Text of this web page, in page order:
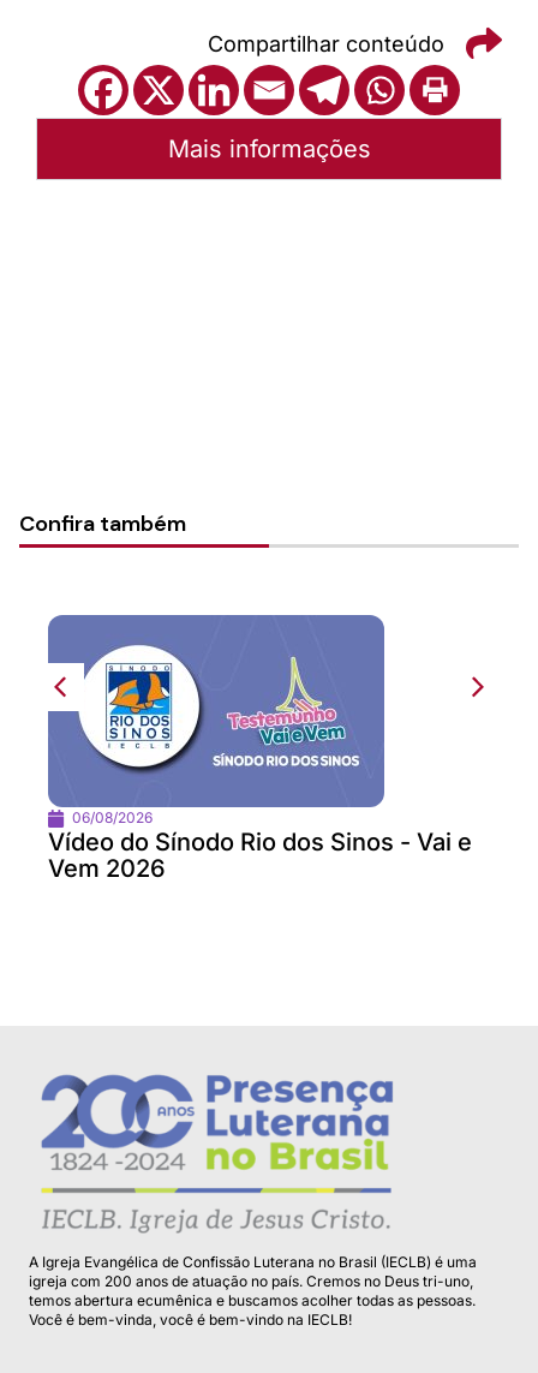
Compartilhar conteúdo
Mais informações
Confira também
06/08/2026
Vídeo do Sínodo Rio dos Sinos - Vai e
Vem 2026
A Igreja Evangélica de Confissão Luterana no Brasil (IECLB) é uma
igreja com 200 anos de atuação no país. Cremos no Deus tri-uno,
temos abertura ecumênica e buscamos acolher todas as pessoas.
Você é bem-vinda, você é bem-vindo na IECLB!